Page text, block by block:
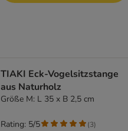
TIAKI Eck-Vogelsitzstange
aus Naturholz
Größe M: L 35 x B 2,5 cm
Rating: 5/5 (3)